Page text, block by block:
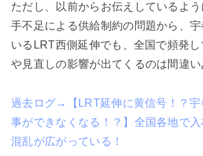
ただし、以前からお伝えしているよ
手不足による供給制約の問題から、
いるLRT西側延伸でも、全国で頻発
や見直しの影響が出てくるのは間違い
過去ログ→【LRT延伸に黄信号！？宇
事ができなくなる！？】全国各地で入
混乱が広がっている！